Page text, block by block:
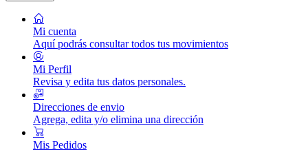
Mi cuenta
Aquí podrás consultar todos tus movimientos
Mi Perfil
Revisa y edita tus datos personales.
Direcciones de envio
Agrega, edita y/o elimina una dirección
Mis Pedidos